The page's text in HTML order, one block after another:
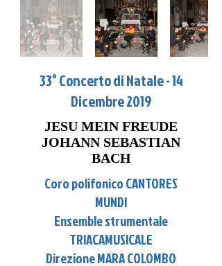
33° Concerto di Natale - 14
Dicembre 2019
JESU MEIN FREUDE
JOHANN SEBASTIAN
BACH
Coro polifonico CANTORES
MUNDI
Ensemble strumentale
TRIACAMUSICALE
Direzione MARA COLOMBO